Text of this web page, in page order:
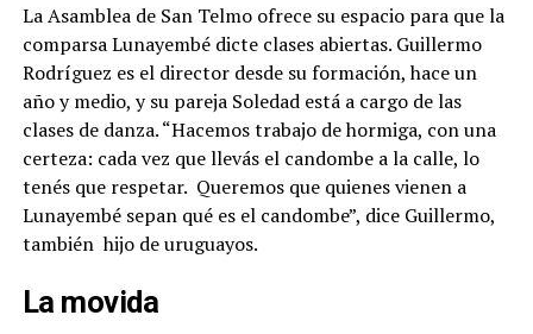
La Asamblea de San Telmo ofrece su espacio para que la
comparsa Lunayembé dicte clases abiertas. Guillermo
Rodríguez es el director desde su formación, hace un
año y medio, y su pareja Soledad está a cargo de las
clases de danza. “Hacemos trabajo de hormiga, con una
certeza: cada vez que llevás el candombe a la calle, lo
tenés que respetar. Queremos que quienes vienen a
Lunayembé sepan qué es el candombe”, dice Guillermo,
también hijo de uruguayos.
La movida